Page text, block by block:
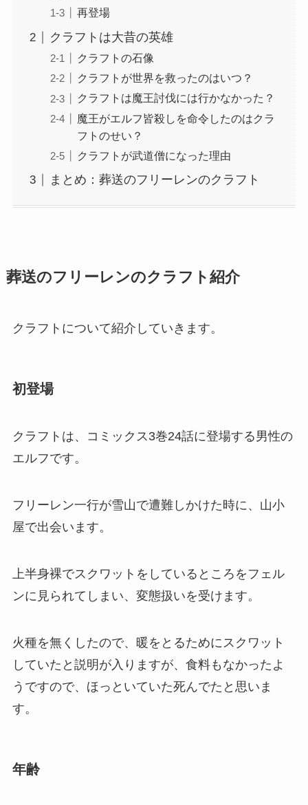
再登場
クラフトは大昔の英雄
クラフトの石像
クラフトが世界を救ったのはいつ？
クラフトは魔王討伐には行かなかった？
魔王がエルフ皆殺しを命令したのはクラ
フトのせい？
クラフトが武道僧になった理由
まとめ：葬送のフリーレンのクラフト
葬送のフリーレンのクラフト紹介
クラフトについて紹介していきます。
初登場
クラフトは、コミックス3巻24話に登場する男性の
エルフです。
フリーレン一行が雪山で遭難しかけた時に、山小
屋で出会います。
上半身裸でスクワットをしているところをフェル
ンに見られてしまい、変態扱いを受けます。
火種を無くしたので、暖をとるためにスクワット
していたと説明が入りますが、食料もなかったよ
うですので、ほっといていた死んでたと思いま
す。
年齢